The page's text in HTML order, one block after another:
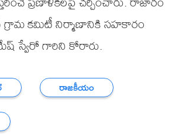
గ్రామ కమిటీ నిర్మాణానికి సహకారం
స్వేరో గారిని కోరారు.
రాజకీయం